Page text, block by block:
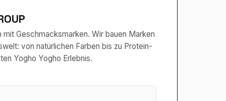
mit Geschmacksmarken. Wir bauen Marken
von natürlichen Farben bis zu Protein-
Yogho Yogho Erlebnis.